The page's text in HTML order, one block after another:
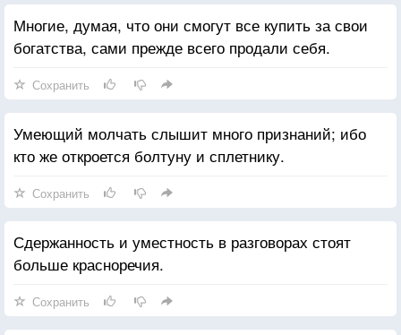
Многие, думая, что они смогут все купить за свои
богатства, сами прежде всего продали себя.
Сохранить
Умеющий молчать слышит много признаний; ибо
кто же откроется болтуну и сплетнику.
Сохранить
Сдержанность и уместность в разговорах стоят
больше красноречия.
Сохранить